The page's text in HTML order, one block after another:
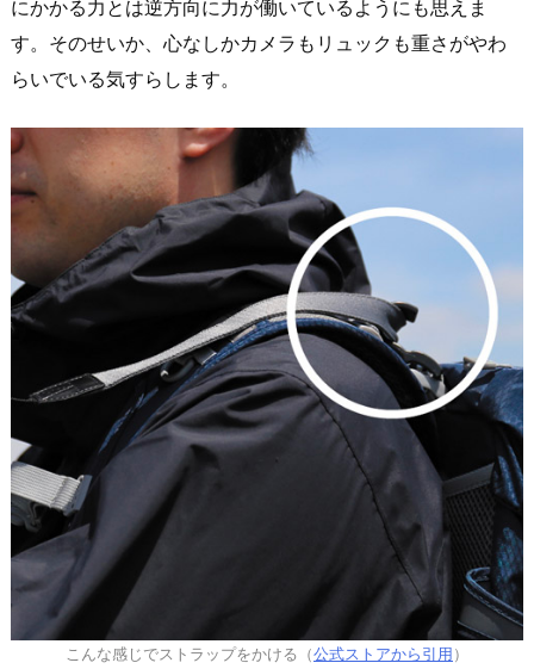
にかかる力とは逆方向に力が働いているようにも思えま
す。そのせいか、心なしかカメラもリュックも重さがやわ
らいでいる気すらします。
こんな感じでストラップをかける（公式ストアから引用 ）